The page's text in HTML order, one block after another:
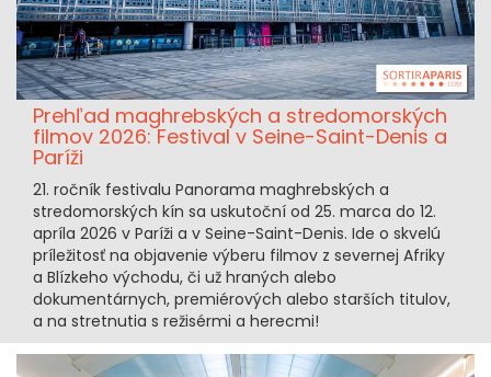
Prehľad maghrebských a stredomorských
filmov 2026: Festival v Seine-Saint-Denis a
Paríži
21. ročník festivalu Panorama maghrebských a
stredomorských kín sa uskutoční od 25. marca do 12.
apríla 2026 v Paríži a v Seine-Saint-Denis. Ide o skvelú
príležitosť na objavenie výberu filmov z severnej Afriky
a Blízkeho východu, či už hraných alebo
dokumentárnych, premiérových alebo starších titulov,
a na stretnutia s režisérmi a herecmi!